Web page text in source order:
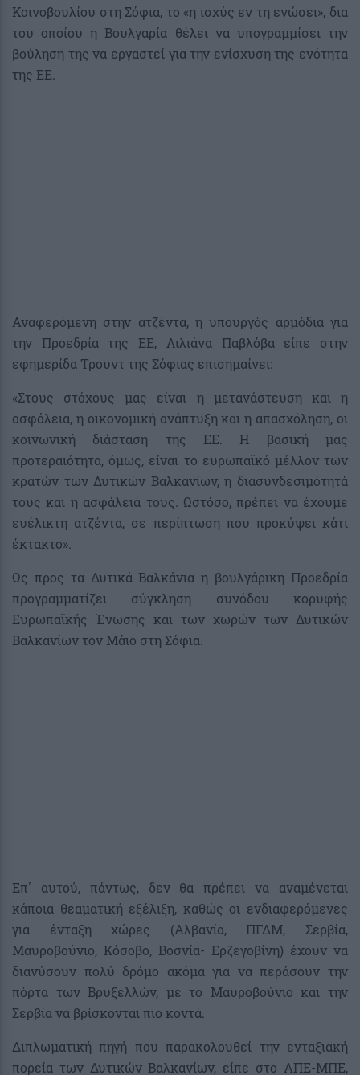
Κοινοβουλίου στη Σόφια, το «η ισχύς εν τη ενώσει», δια
του οποίου η Βουλγαρία θέλει να υπογραμμίσει την
βούληση της να εργαστεί για την ενίσχυση της ενότητα
της ΕΕ.
Αναφερόμενη στην ατζέντα, η υπουργός αρμόδια για
την Προεδρία της ΕΕ, Λιλιάνα Παβλόβα είπε στην
εφημερίδα Τρουντ της Σόφιας επισημαίνει:
«Στους στόχους μας είναι η μετανάστευση και η
ασφάλεια, η οικονομική ανάπτυξη και η απασχόληση, οι
κοινωνική διάσταση της ΕΕ. Η βασική μας
προτεραιότητα, όμως, είναι το ευρωπαϊκό μέλλον των
κρατών των Δυτικών Βαλκανίων, η διασυνδεσιμότητά
τους και η ασφάλειά τους. Ωστόσο, πρέπει να έχουμε
ευέλικτη ατζέντα, σε περίπτωση που προκύψει κάτι
έκτακτο».
Ως προς τα Δυτικά Βαλκάνια η βουλγάρικη Προεδρία
προγραμματίζει σύγκληση συνόδου κορυφής
Ευρωπαϊκής Ένωσης και των χωρών των Δυτικών
Βαλκανίων τον Μάιο στη Σόφια.
Επ΄ αυτού, πάντως, δεν θα πρέπει να αναμένεται
κάποια θεαματική εξέλιξη, καθώς οι ενδιαφερόμενες
για ένταξη χώρες (Αλβανία, ΠΓΔΜ, Σερβία,
Μαυροβούνιο, Κόσοβο, Βοσνία- Ερζεγοβίνη) έχουν να
διανύσουν πολύ δρόμο ακόμα για να περάσουν την
πόρτα των Βρυξελλών, με το Μαυροβούνιο και την
Σερβία να βρίσκονται πιο κοντά.
Διπλωματική πηγή που παρακολουθεί την ενταξιακή
πορεία των Δυτικών Βαλκανίων, είπε στο ΑΠΕ-ΜΠΕ,